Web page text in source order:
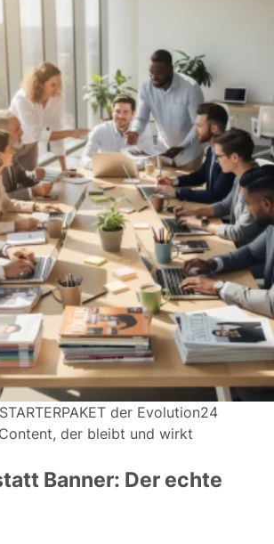
der Evolution24
der bleibt und wirkt
Banner: Der echte